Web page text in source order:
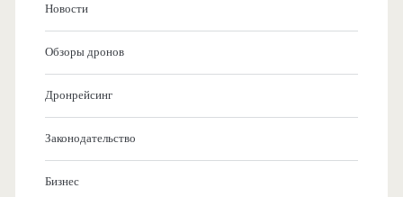
Новости
Обзоры дронов
Дронрейсинг
Законодательство
Бизнес